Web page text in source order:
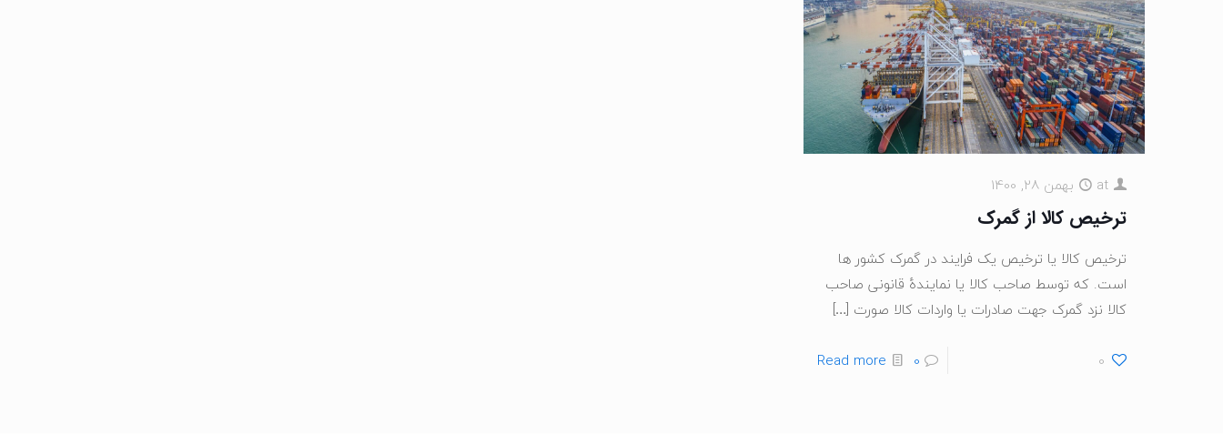
at بهمن 28, 1400
ترخیص کالا از گمرک
ترخیص کالا یا ترخیص یک فرایند در گمرک کشور ها
است. که توسط صاحب کالا یا نمایندهٔ قانونی صاحب
کالا نزد گمرک جهت صادرات یا واردات کالا صورت […]
0
0
Read more